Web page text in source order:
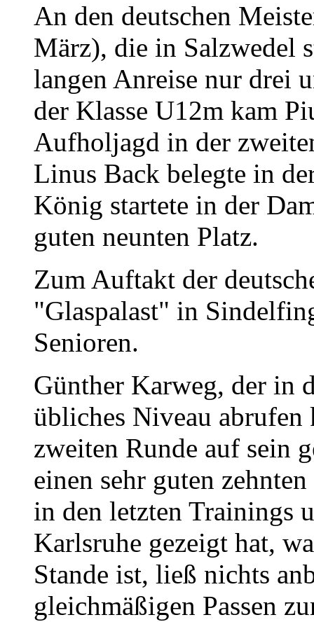
An den deutschen
März), die in Salzwedel
langen Anreise nur drei
der Klasse U12m kam
Aufholjagd in der
Linus Back belegte in
König startete in der
guten neunten Platz.
Zum Auftakt der
"Glaspalast" in
Senioren.
Günther Karweg, der in
übliches Niveau abrufen
zweiten Runde auf sein
einen sehr guten
in den letzten Trainings
Karlsruhe gezeigt hat,
Stande ist, ließ nichts
gleichmäßigen Passen